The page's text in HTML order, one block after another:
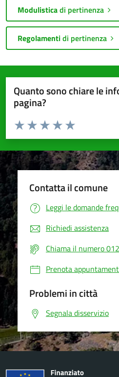
Modulisticadi pertinenza
Regolamentidi pertinenza
Quanto sono chiare le
pagina?
Valuta da 1 a 5 stelle la pagina
Valuta 5 stelle
Valuta 4 stelle su 5
Valuta 3 stelle su 5
Valuta 2 stelle su 5
Valuta 1 stelle su 5
Contatta il comune
Leggi le domande
Richiedi assistenza
Chiama il numero
Prenota
Problemi in città
Segnala disservizio